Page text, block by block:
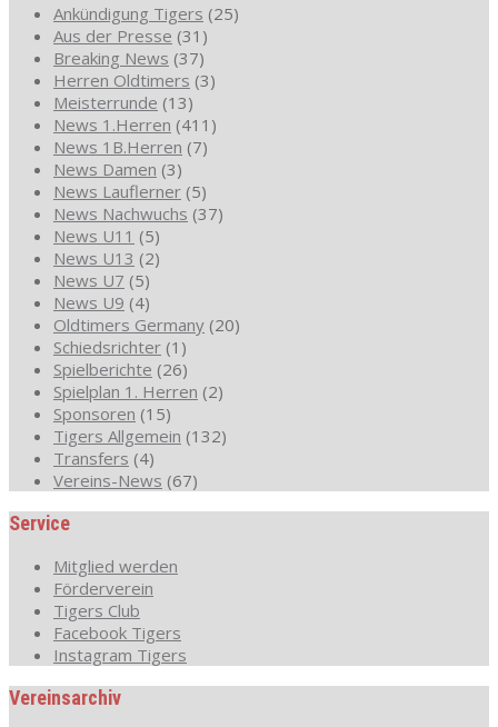
Ankündigung Tigers (25)
Aus der Presse (31)
Breaking News (37)
Herren Oldtimers (3)
Meisterrunde (13)
News 1.Herren (411)
News 1B.Herren (7)
News Damen (3)
News Lauflerner (5)
News Nachwuchs (37)
News U11 (5)
News U13 (2)
News U7 (5)
News U9 (4)
Oldtimers Germany (20)
Schiedsrichter (1)
Spielberichte (26)
Spielplan 1. Herren (2)
Sponsoren (15)
Tigers Allgemein (132)
Transfers (4)
Vereins-News (67)
Service
Mitglied werden
Förderverein
Tigers Club
Facebook Tigers
Instagram Tigers
Vereinsarchiv